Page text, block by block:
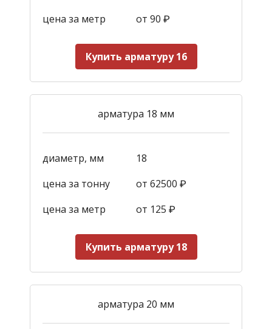
цена за метр от 90 ₽
Купить арматуру 16
арматура 18 мм
диаметр, мм
18
цена за тонну
от 62500 ₽
цена за метр
от 125 ₽
Купить арматуру 18
арматура 20 мм